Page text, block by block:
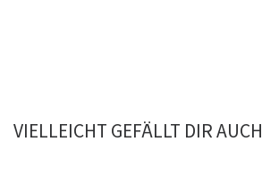
VIELLEICHT GEFÄLLT DIR AUCH